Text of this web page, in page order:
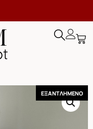
ΕΞΑΝΤΛΗΜΕΝΟ